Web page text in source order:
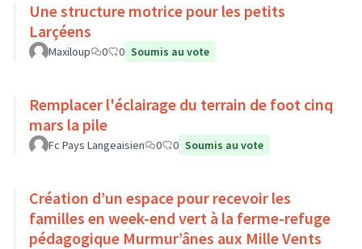
Une structure motrice pour les petits
Larçéens
Maxiloup 0 0 Soumis au vote
Remplacer l'éclairage du terrain de foot cinq
mars la pile
Fc Pays Langeaisien 0 0 Soumis au vote
Création d’un espace pour recevoir les
familles en week-end vert à la ferme-refuge
pédagogique Murmur’ânes aux Mille Vents